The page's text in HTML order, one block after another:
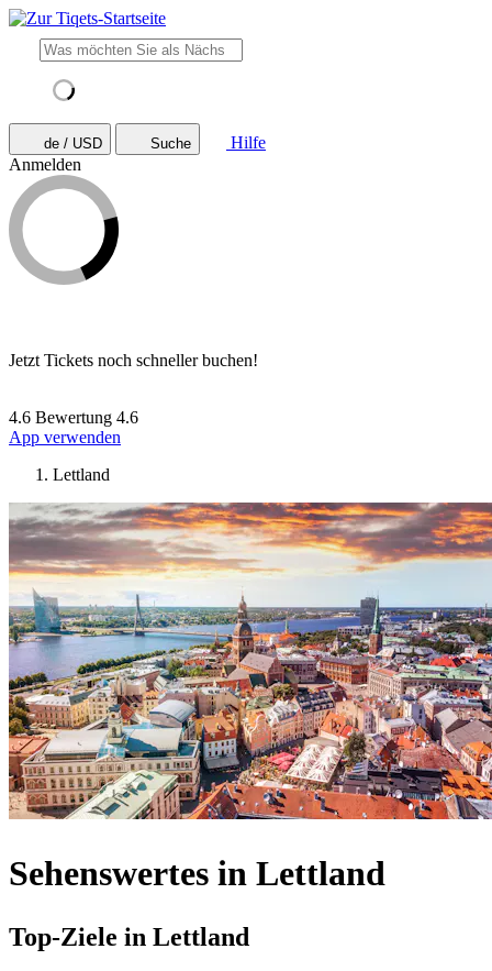
de / USD Suche
Hilfe
Anmelden
Jetzt Tickets noch schneller buchen!
4.6 Bewertung 4.6
App verwenden
Lettland
Sehenswertes in Lettland
Top-Ziele in Lettland